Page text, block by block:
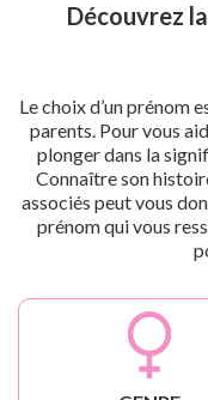
Découvrez
Le choix d’un prénom
parents. Pour vous
plonger dans la
Connaître son
associés peut vous
prénom qui vous